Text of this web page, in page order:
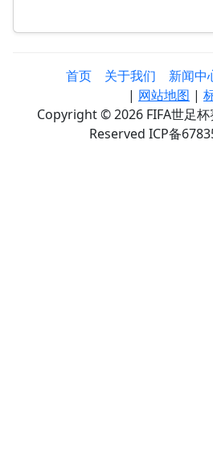
首页 关于我们 新闻中
| 网站地图 |
Copyright © 2026 FIFA世足
Reserved ICP备